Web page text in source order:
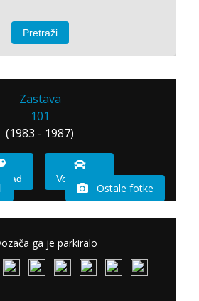
Zastava
101
(1983 - 1987)
sad Vozio sam
Ostale fotke
ga je parkiralo